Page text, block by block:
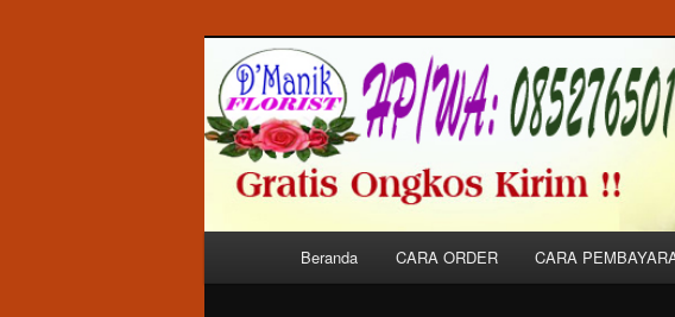
Toko Bunga di
Melayani Pemesanan Karangan Bunga Ucapan
Dalam Kota Balige Khususnya.
Beranda CARA ORDER CARA